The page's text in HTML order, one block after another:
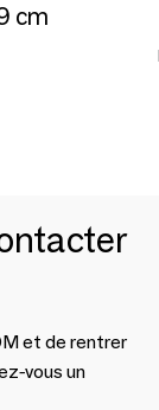
cm
et de rentrer
vous un